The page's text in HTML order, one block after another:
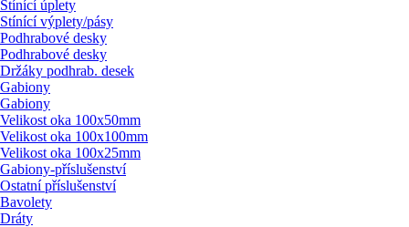
Stínící úplety
Stínící výplety/pásy
Podhrabové desky
Podhrabové desky
Držáky podhrab. desek
Gabiony
Gabiony
Velikost oka 100x50mm
Velikost oka 100x100mm
Velikost oka 100x25mm
Gabiony-příslušenství
Ostatní příslušenství
Bavolety
Dráty